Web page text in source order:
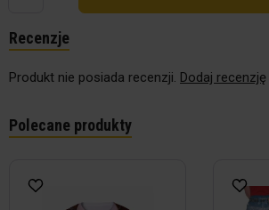
Recenzje
Produkt nie posiada recenzji. Dodaj recenzję
Polecane produkty